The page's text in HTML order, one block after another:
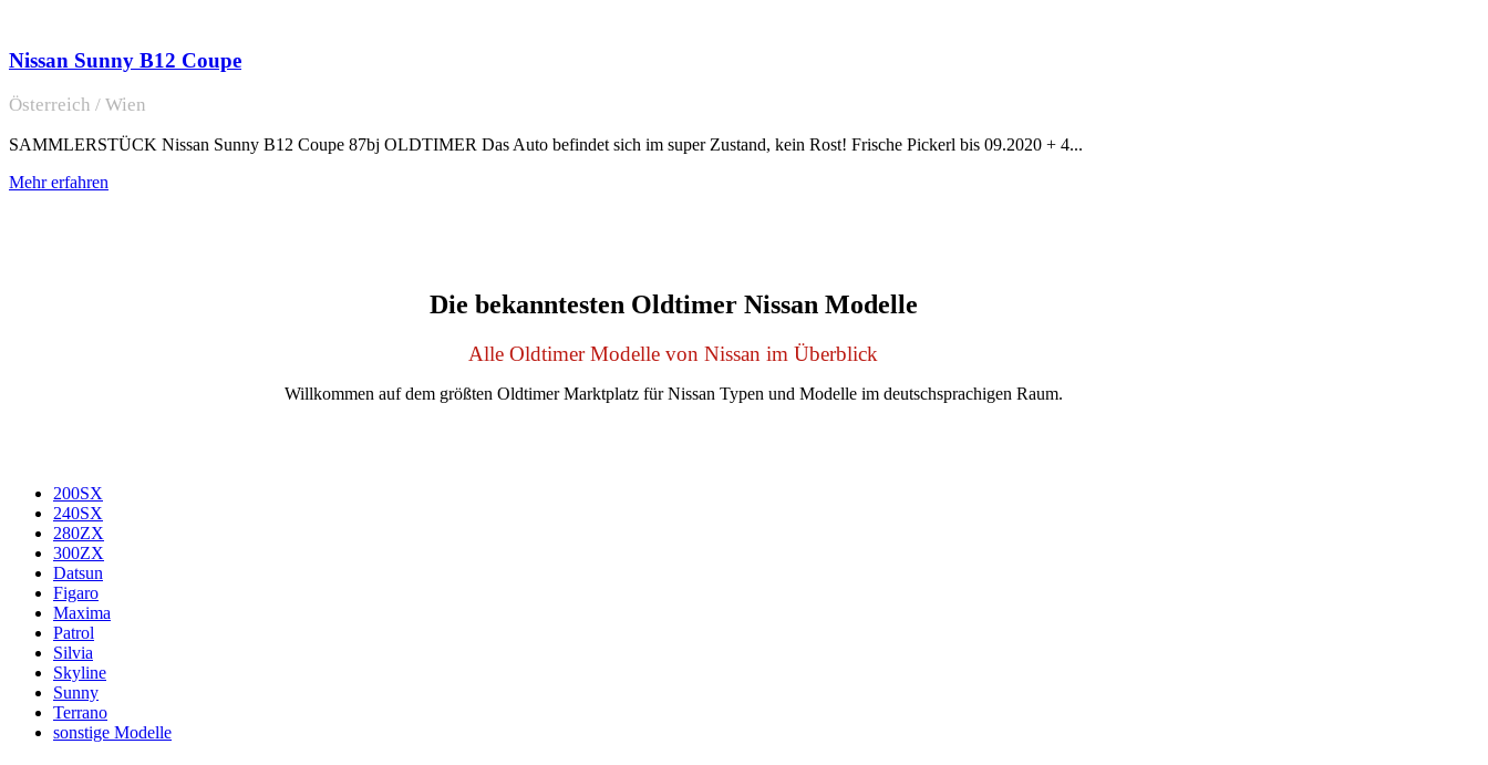
Nissan Sunny B12 Coupe
Österreich / Wien
SAMMLERSTÜCK Nissan Sunny B12 Coupe 87bj OLDTIMER Das Auto befindet sich im super Zustand, kein Rost! Frische Pickerl bis 09.2020 + 4...
Mehr erfahren
Die bekanntesten Oldtimer Nissan Modelle
Alle Oldtimer Modelle von Nissan im Überblick
Willkommen auf dem größten Oldtimer Marktplatz für Nissan Typen und Modelle im deutschsprachigen Raum.
200SX
240SX
280ZX
300ZX
Datsun
Figaro
Maxima
Patrol
Silvia
Skyline
Sunny
Terrano
sonstige Modelle